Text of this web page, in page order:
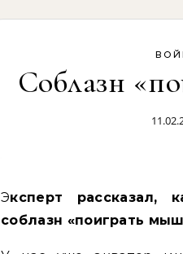
Соблазн
Эксперт рассказал, как Запад отбивает у Путина
соблазн «поиграть